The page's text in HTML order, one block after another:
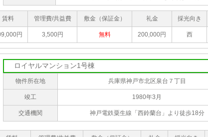
賃料 管理費/共益費 敷金（保証金） 礼金 採光向き
円 3,500円 無料 200,000円 西
ロイヤルマンション1号棟
物件所在地 兵庫県神戸市北区泉台７丁目
竣工 1980年3月
交通機関 神戸電鉄粟生線「西鈴蘭台」より徒歩18分